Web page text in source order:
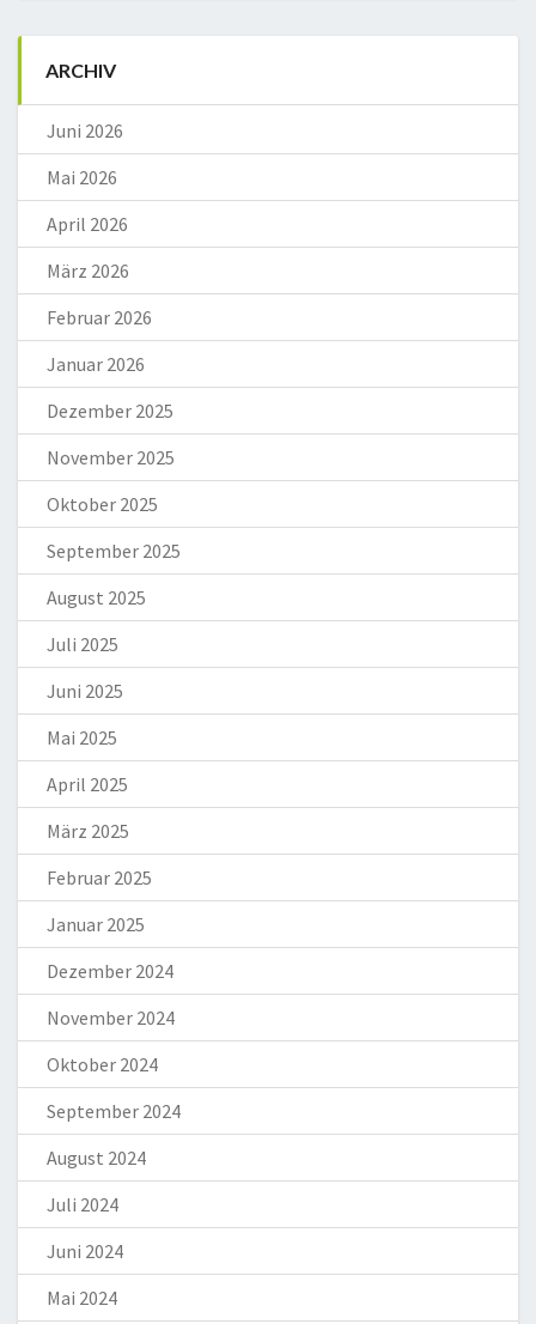
ARCHIV
Juni 2026
Mai 2026
April 2026
März 2026
Februar 2026
Januar 2026
Dezember 2025
November 2025
Oktober 2025
September 2025
August 2025
Juli 2025
Juni 2025
Mai 2025
April 2025
März 2025
Februar 2025
Januar 2025
Dezember 2024
November 2024
Oktober 2024
September 2024
August 2024
Juli 2024
Juni 2024
Mai 2024